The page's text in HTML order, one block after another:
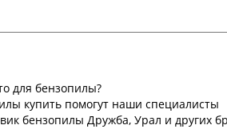
для бензопилы?
купить помогут наши специалисты
бензопилы Дружба, Урал и других